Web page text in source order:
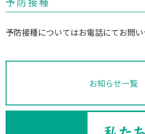
予防接種についてはお電話にてお問い
お知らせ一覧